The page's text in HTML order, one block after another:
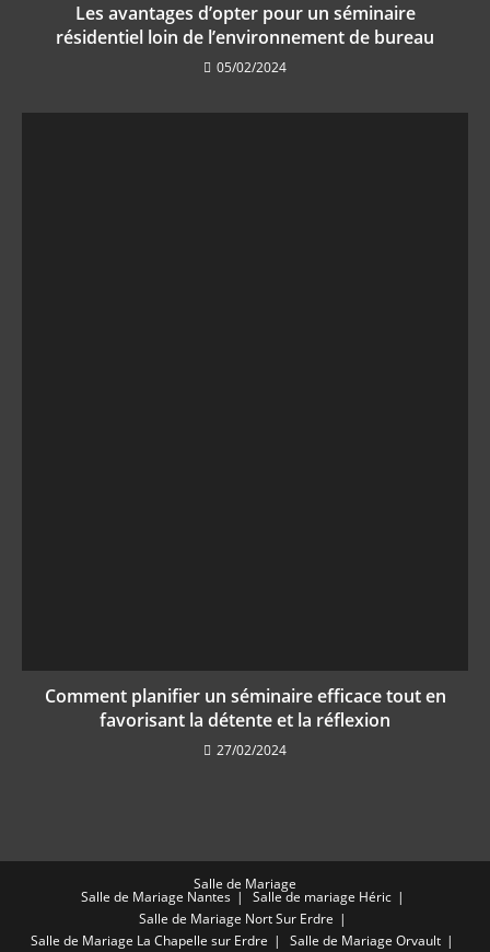
Les avantages d’opter pour un séminaire
résidentiel loin de l’environnement de bureau
05/02/2024
Comment planifier un séminaire efficace tout en
favorisant la détente et la réflexion
27/02/2024
Salle de Mariage
Salle de Mariage Nantes
Salle de mariage Héric
Salle de Mariage Nort Sur Erdre
Salle de Mariage La Chapelle sur Erdre
Salle de Mariage Orvault